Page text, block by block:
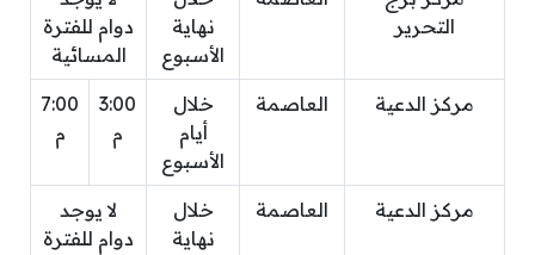
التحرير
نهاية
الأسبوع
دوام للفترة
المسائية
مركز الدعية العاصمة
خلال
أيام
الأسبوع
3:00
م
7:00
م
مركز الدعية العاصمة
خلال
نهاية
لا يوجد
دوام للفترة